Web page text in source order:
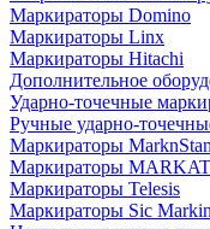
Маркираторы Domino
Маркираторы Linx
Маркираторы Hitachi
Дополнительное
Ударно-точечные
Ручные ударно-
Маркираторы
Маркираторы
Маркираторы Telesis
Маркираторы Sic